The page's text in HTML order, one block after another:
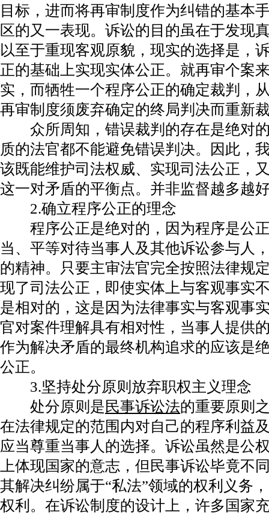
目标，进而将再审制度作为纠错的基本
区的又一表现。诉讼的目的虽在于发现
以至于重现客观原貌，现实的选择是，
正的基础上实现实体公正。就再审个案
实，而牺牲一个程序公正的确定裁判，
再审制度须废弃确定的终局判决而重新
众所周知，错误裁判的存在是绝对的
质的法官都不能避免错误判决。因此，
该既能维护司法权威、实现司法公正，
这一对矛盾的平衡点。并非监督越多越
2.确立程序公正的理念
程序公正是绝对的，因为程序是公正
当、平等对待当事人及其他诉讼参与人
的精神。只要主审法官完全按照法律规
现了司法公正，即使实体上与客观事实
是相对的，这是因为法律事实与客观事
官对案件理解具有相对性，当事人提供
作为解决矛盾的最终机构追求的应该是
公正。
3.坚持处分原则放弃职权主义理念
处分原则是 民事诉讼法的重要原则
在法律规定的范围内对自己的程序利益
应当尊重当事人的选择。诉讼虽然是公
上体现国家的意志，但民事诉讼毕竟不
其解决纠纷属于“私法”领域的权利义务
权利。在诉讼制度的设计上，许多国家